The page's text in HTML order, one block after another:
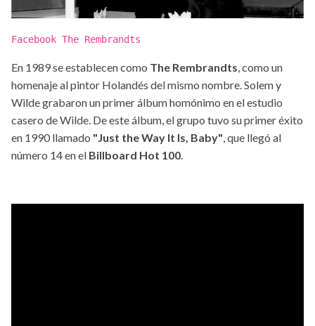
Facebook The Rembrandts
En 1989 se establecen como The Rembrandts, como un
homenaje al pintor Holandés del mismo nombre. Solem y
Wilde grabaron un primer álbum homónimo en el estudio
casero de Wilde. De este álbum, el grupo tuvo su primer éxito
en 1990 llamado "Just the Way It Is, Baby", que llegó al
número 14 en el Billboard Hot 100.